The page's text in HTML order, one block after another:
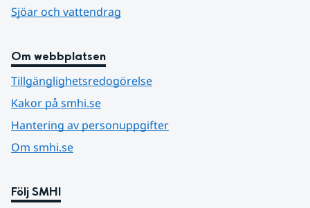
Sjöar och vattendrag
Om webbplatsen
Tillgänglighetsredogörelse
Kakor på smhi.se
Hantering av personuppgifter
Om smhi.se
Följ SMHI